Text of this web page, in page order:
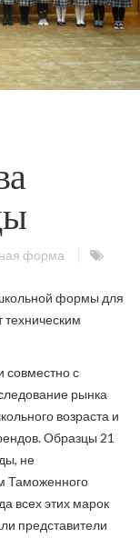
форма
формы для
техническим
совместно с
рынка
возраста и
Образцы 21
не
Таможенного
всех этих марок
представители